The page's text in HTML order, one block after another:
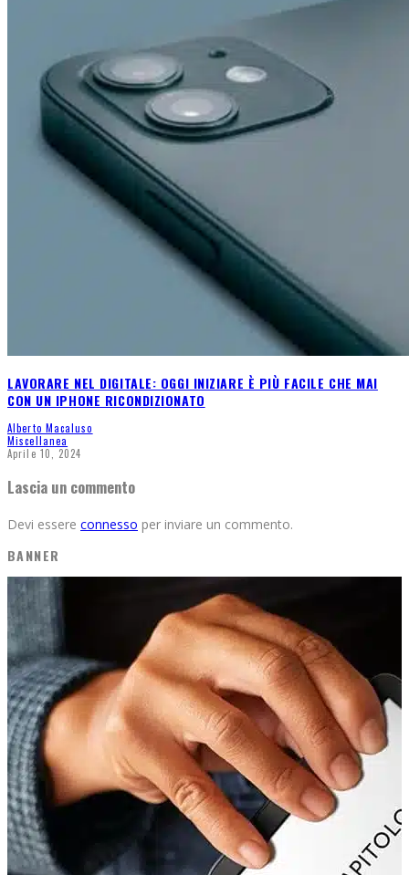
LAVORARE NEL DIGITALE: OGGI INIZIARE È PIÙ FACILE CHE MAI
CON UN IPHONE RICONDIZIONATO
Alberto Macaluso
Miscellanea
Aprile 10, 2024
Lascia un commento
Devi essere connesso per inviare un commento.
BANNER